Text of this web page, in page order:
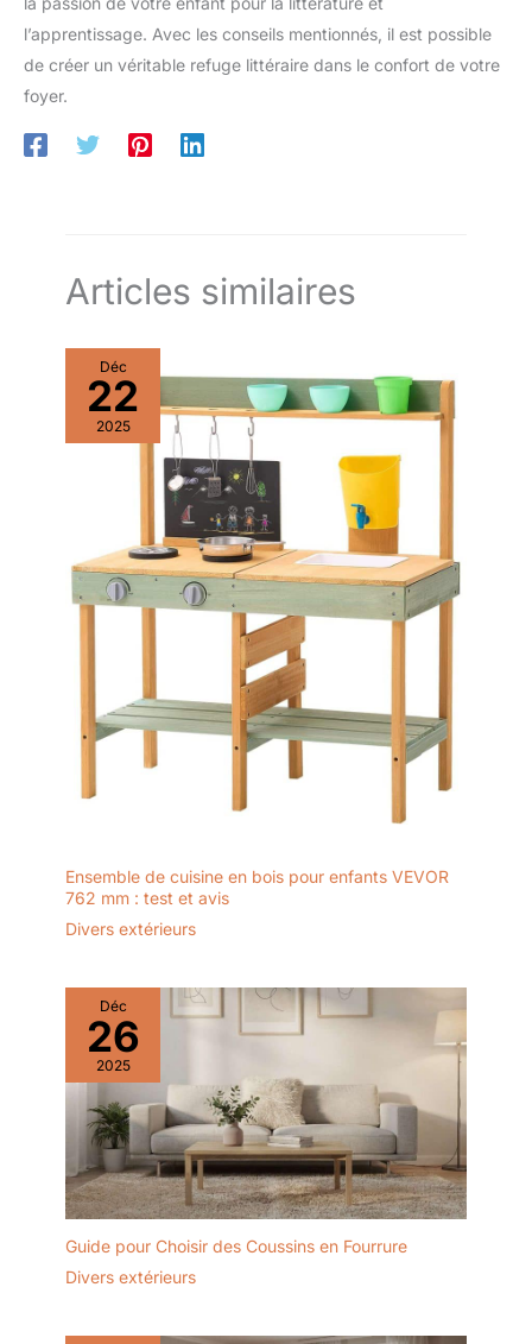
l’apprentissage. Avec les conseils mentionnés, il est possible
de créer un véritable refuge littéraire dans le confort de votre
foyer.
Articles similaires
Déc
22
2025
Ensemble de cuisine en bois pour enfants VEVOR
762 mm : test et avis
Divers extérieurs
Déc
26
2025
Guide pour Choisir des Coussins en Fourrure
Divers extérieurs